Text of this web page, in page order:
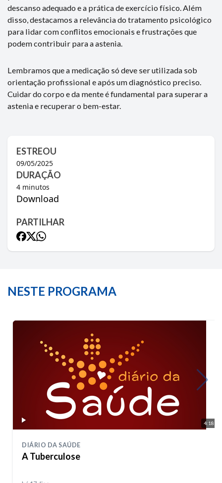
descanso adequado e a prática de exercício físico. Além
disso, destacamos a relevância do tratamento psicológico
para lidar com conflitos emocionais e frustrações que
podem contribuir para a astenia.
Lembramos que a medicação só deve ser utilizada sob
orientação profissional e após um diagnóstico preciso.
Cuidar do corpo e da mente é fundamental para superar a
astenia e recuperar o bem-estar.
ESTREOU
09/05/2025
DURAÇÃO
4 minutos
Download
PARTILHAR
NESTE PROGRAMA
4:18
DIÁRIO DA SAÚDE
A Tuberculose